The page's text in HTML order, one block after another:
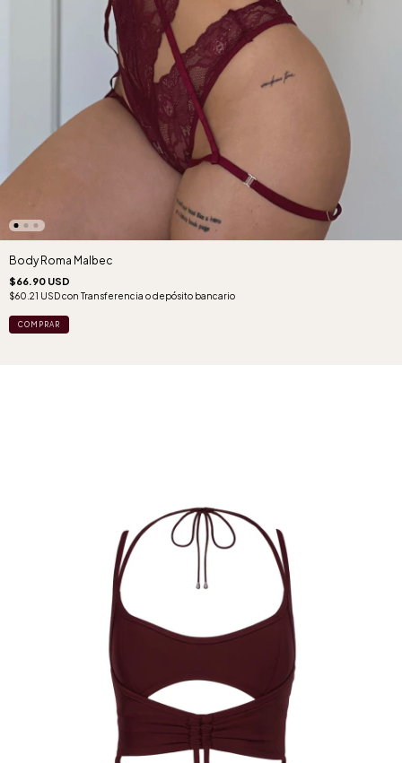
Body Roma Malbec
$66.90 USD
$60.21 USDcon Transferencia o depósito bancario
COMPRAR